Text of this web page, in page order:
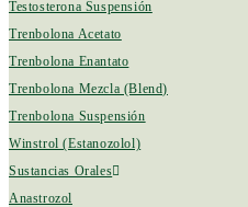
Testosterona Suspensión
Trenbolona Acetato
Trenbolona Enantato
Trenbolona Mezcla (Blend)
Trenbolona Suspensión
Winstrol (Estanozolol)
Sustancias Orales
Anastrozol